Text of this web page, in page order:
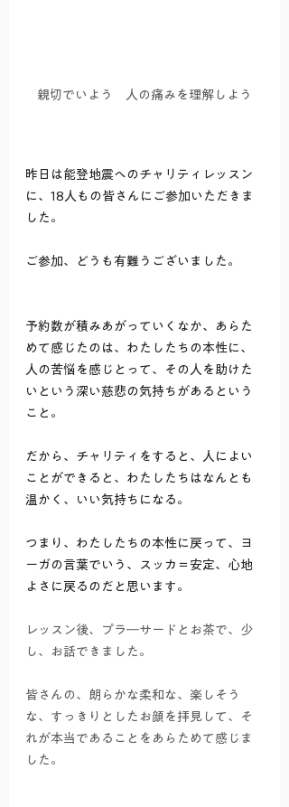
親切でいよう　人の痛みを理解しよう
昨日は能登地震へのチャリティレッスン
に、18人もの皆さんにご参加いただきま
した。
ご参加、どうも有難うございました。
予約数が積みあがっていくなか、あらた
めて感じたのは、わたしたちの本性に、
人の苦悩を感じとって、その人を助けた
いという深い慈悲の気持ちがあるという
こと。
だから、チャリティをすると、人によい
ことができると、わたしたちはなんとも
温かく、いい気持ちになる。
つまり、わたしたちの本性に戻って、ヨ
ーガの言葉でいう、スッカ＝安定、心地
よさに戻るのだと思います。
レッスン後、プラ―サードとお茶で、少
し、お話できました。
皆さんの、朗らかな柔和な、楽しそう
な、すっきりとしたお顔を拝見して、そ
れが本当であることをあらためて感じま
した。